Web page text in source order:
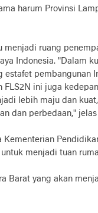
harum Provinsi
menjadi ruang
Indonesia. "Dalam
pembangunan
FLS2N ini juga
lebih maju dan
dan perbedaan,"
menjadi tuan
Barat yang akan